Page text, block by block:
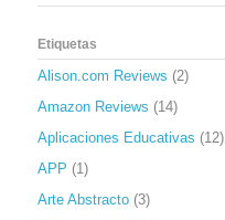
Etiquetas
Alison.com Reviews (2)
Amazon Reviews (14)
Aplicaciones Educativas (12)
APP (1)
Arte Abstracto (3)